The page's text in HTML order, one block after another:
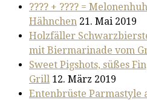
???? + ???? =
Hähnchen 21. Mai 2019
Holzfäller
mit Biermarinade vom
Sweet Pigshots, süßes
Grill 12. März 2019
Entenbrüste Parmastyle